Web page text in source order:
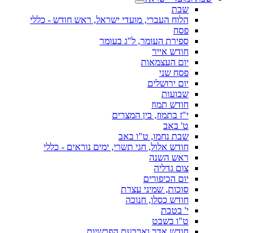
שבת
הלוח העברי, מועדי ישראל, ראש חודש - כללי
פסח
ספירת העומר, ל"ג בעומר
חודש אייר
יום העצמאות
פסח שני
יום ירושלים
שבועות
חודש תמוז
י"ז בתמוז, בין המצרים
ט' באב
שבת נחמו, ט"ו באב
חודש אלול, חגי תשרי, ימים נוראים - כללי
ראש השנה
צום גדליה
יום הכיפורים
סוכות, שמיני עצרת
חודש כסלו, חנוכה
י' בטבת
ט"ו בשבט